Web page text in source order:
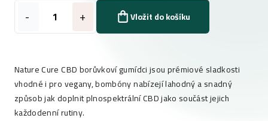
- + Vložit do košíku
Nature Cure CBD borůvkoví gumídci jsou prémiové sladkosti
vhodné i pro vegany, bombóny nabízejí lahodný a snadný
způsob jak doplnit plnospektrální CBD jako součást jejich
každodenní rutiny.